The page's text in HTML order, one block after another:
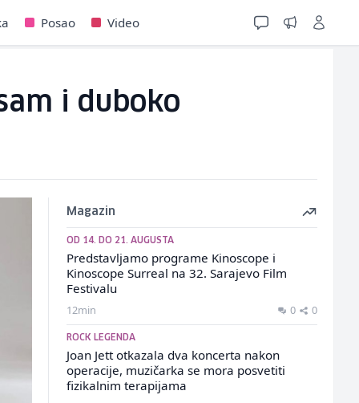
Posao Video
i duboko
Magazin
OD 14. DO 21. AUGUSTA
Predstavljamo programe Kinoscope i
Kinoscope Surreal na 32. Sarajevo Film
Festivalu
12min 0 0
ROCK LEGENDA
Joan Jett otkazala dva koncerta nakon
operacije, muzičarka se mora posvetiti
fizikalnim terapijama